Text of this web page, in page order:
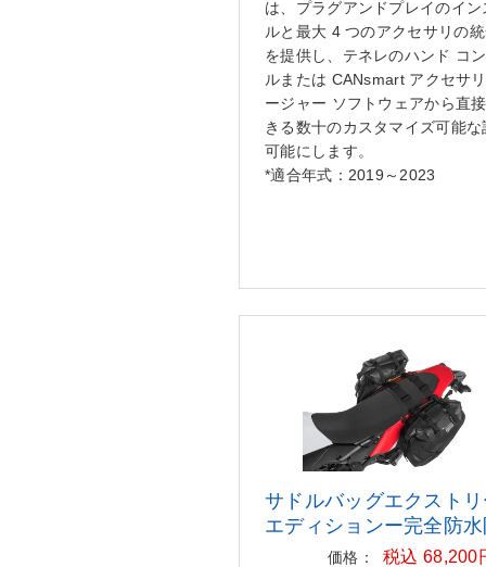
は、プラグアンドプレイのイン
ルと最大 4 つのアクセサリの
を提供し、テネレのハンド コ
ルまたは CANsmart アクセサ
ージャー ソフトウェアから直
きる数十のカスタマイズ可能な
可能にします。
*適合年式：2019～2023
サドルバッグエクスト
エディ ションー完全防
価格：
税込 68,200